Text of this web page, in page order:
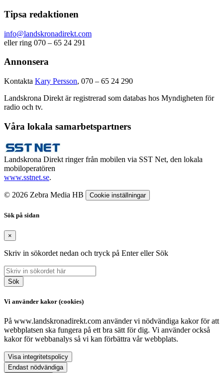
Tipsa redaktionen
info@landskronadirekt.com
eller ring 070 – 65 24 291
Annonsera
Kontakta Kary Persson, 070 – 65 24 290
Landskrona Direkt är registrerad som databas hos Myndigheten för
radio och tv.
Våra lokala samarbetspartners
Landskrona Direkt ringer från mobilen via SST Net, den lokala
mobiloperatören
www.sstnet.se.
© 2026 Zebra Media HB Cookie inställningar
Sök på sidan
×
Skriv in sökordet nedan och tryck på Enter eller Sök
Sök
Vi använder kakor (cookies)
På www.landskronadirekt.com använder vi nödvändiga kakor för att
webbplatsen ska fungera på ett bra sätt för dig. Vi använder också
kakor för webbanalys så vi kan förbättra vår webbplats.
Visa integritetspolicy
Endast nödvändiga